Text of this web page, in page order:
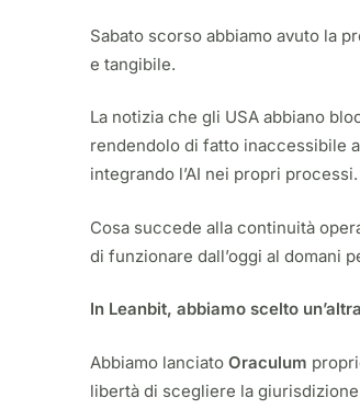
Sabato scorso abbiamo avuto la
e tangibile.
La notizia che gli USA abbiano
rendendolo di fatto inaccessibile
integrando l’AI nei propri processi.
Cosa succede alla continuità
di funzionare dall’oggi al domani
In Leanbit, abbiamo scelto
Abbiamo lanciato Oraculum
libertà di scegliere la